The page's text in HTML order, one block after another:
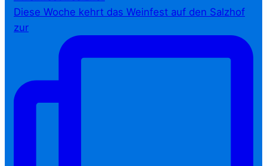
Diese Woche kehrt das Weinfest auf den Salzhof
zur